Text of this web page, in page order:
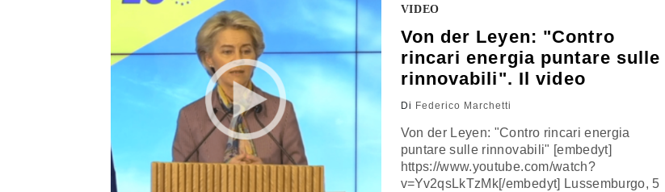
impact on Euro-Atlantic security. Nel suo
Alleanza Atlantica, il Ministro Guerini ha
ricordato…
VIDEO
Von der Leyen: "Contro
rincari energia puntare sulle
rinnovabili". Il video
Di Federico Marchetti
Von der Leyen: "Contro rincari energia
puntare sulle rinnovabili" [embedyt]
https://www.youtube.com/watch?
v=Yv2qsLkTzMk[/embedyt] Lussemburgo, 5